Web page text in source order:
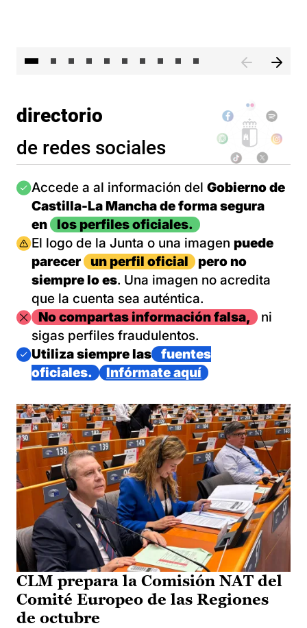
directorio
de redes sociales
Imagen
Accede a al información del Gobierno de
Castilla-La Mancha de forma segura
en
los perfiles oficiales.
Imagen
El logo de la Junta o una imagen puede
parecer
un perfil oficial
pero no
siempre lo es. Una imagen no acredita
que la cuenta sea auténtica.
ImagenNo compartas información falsa,
ni
sigas perfiles fraudulentos.
Imagen
Utiliza siempre las
fuentes
oficiales.
Infórmate aquí
CLM prepara la Comisión NAT del
Comité Europeo de las Regiones
de octubre